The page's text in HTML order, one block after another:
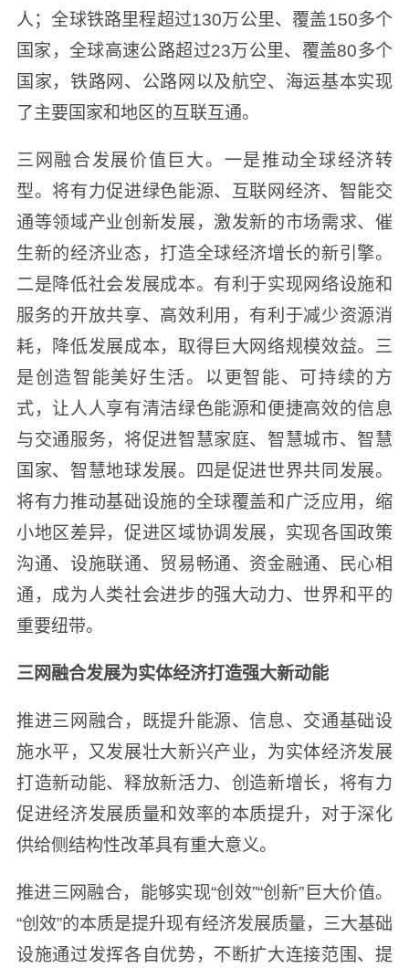
人；全球铁路里程超过130万公里、覆盖150多个
国家，全球高速公路超过23万公里、覆盖80多个
国家，铁路网、公路网以及航空、海运基本实现
了主要国家和地区的互联互通。
三网融合发展价值巨大。一是推动全球经济转
型。将有力促进绿色能源、互联网经济、智能交
通等领域产业创新发展，激发新的市场需求、催
生新的经济业态，打造全球经济增长的新引擎。
二是降低社会发展成本。有利于实现网络设施和
服务的开放共享、高效利用，有利于减少资源消
耗，降低发展成本，取得巨大网络规模效益。三
是创造智能美好生活。以更智能、可持续的方
式，让人人享有清洁绿色能源和便捷高效的信息
与交通服务，将促进智慧家庭、智慧城市、智慧
国家、智慧地球发展。四是促进世界共同发展。
将有力推动基础设施的全球覆盖和广泛应用，缩
小地区差异，促进区域协调发展，实现各国政策
沟通、设施联通、贸易畅通、资金融通、民心相
通，成为人类社会进步的强大动力、世界和平的
重要纽带。
三网融合发展为实体经济打造强大新动能
推进三网融合，既提升能源、信息、交通基础设
施水平，又发展壮大新兴产业，为实体经济发展
打造新动能、释放新活力、创造新增长，将有力
促进经济发展质量和效率的本质提升，对于深化
供给侧结构性改革具有重大意义。
推进三网融合，能够实现“创效”“创新”巨大价值。
“创效”的本质是提升现有经济发展质量，三大基础
设施通过发挥各自优势，不断扩大连接范围、提